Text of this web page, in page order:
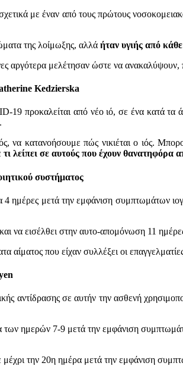
με έναν από τους πρώτους
της λοίμωξης, αλλά ήταν υγιής από
αργότερα μελέτησαν ώστε να
Kedzierska
19 προκαλείται από νέο ιό, σε ένα κατά
να κατανοήσουμε πώς νικιέται ο ιός.
τι λείπει σε αυτούς που έχουν θανατηφόρα
συστήματος
4 ημέρες μετά την εμφάνιση
να εισέλθει στην αυτο-απομόνωση 11
αίματος που είχαν συλλέξει οι
αντίδρασης σε αυτήν την ασθενή
των ημερών 7-9 μετά την εμφάνιση
μέχρι την 20η ημέρα μετά την εμφάνιση